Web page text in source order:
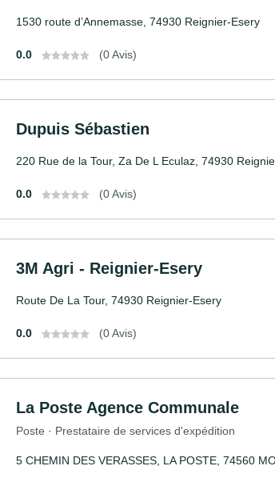
1530 route d’Annemasse, 74930 Reignier-Esery
0.0 (0 Avis)
Dupuis Sébastien
220 Rue de la Tour, Za De L Eculaz, 74930
0.0 (0 Avis)
3M Agri - Reignier-Esery
Route De La Tour, 74930 Reignier-Esery
0.0 (0 Avis)
La Poste Agence Communale
Poste · Prestataire de services d'expédition
5 CHEMIN DES VERASSES, LA POSTE, 74560